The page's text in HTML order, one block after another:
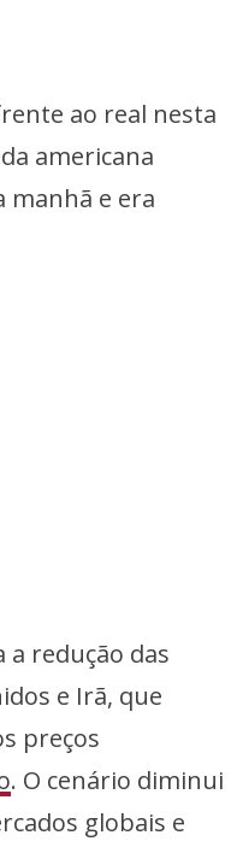
ao real nesta
americana
manhã e era
redução das
e Irã, que
preços
. O cenário diminui
globais e